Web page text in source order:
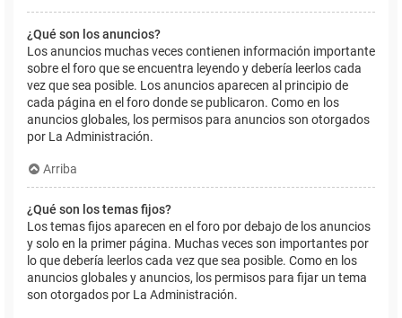
¿Qué son los anuncios?
Los anuncios muchas veces contienen información importante
sobre el foro que se encuentra leyendo y debería leerlos cada
vez que sea posible. Los anuncios aparecen al principio de
cada página en el foro donde se publicaron. Como en los
anuncios globales, los permisos para anuncios son otorgados
por La Administración.
Arriba
¿Qué son los temas fijos?
Los temas fijos aparecen en el foro por debajo de los anuncios
y solo en la primer página. Muchas veces son importantes por
lo que debería leerlos cada vez que sea posible. Como en los
anuncios globales y anuncios, los permisos para fijar un tema
son otorgados por La Administración.